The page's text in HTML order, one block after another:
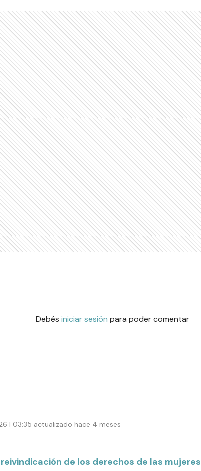
Debés iniciar sesión para poder comentar
| 03:35 actualizado hace 4 meses
de los derechos de las mujeres